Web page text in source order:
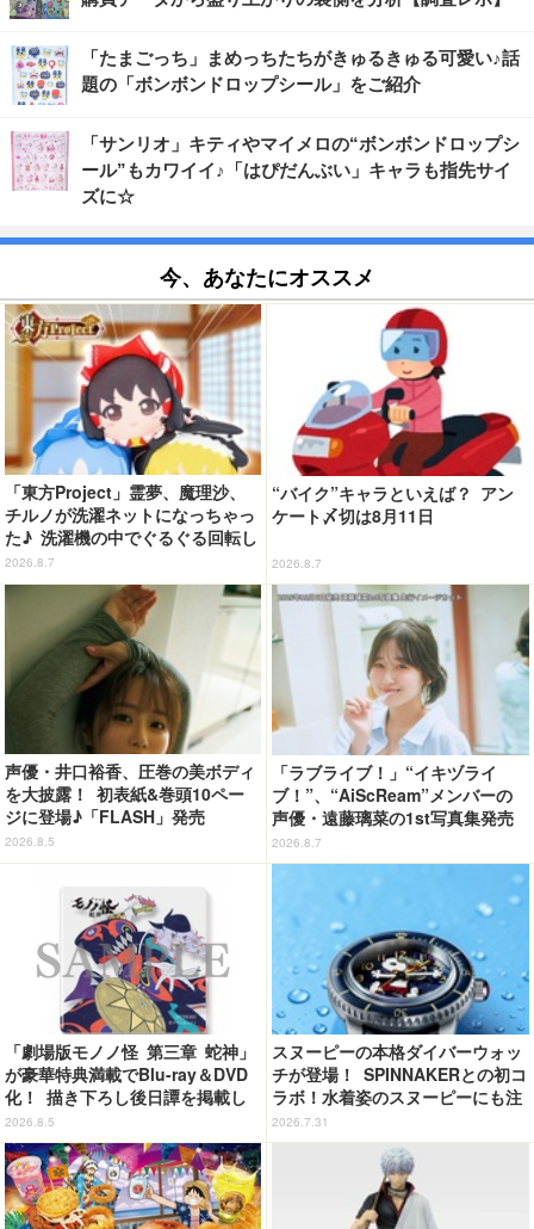
「たまごっち」まめっちたちがきゅるきゅる可愛い♪話
題の「ボンボンドロップシール」をご紹介
「サンリオ」キティやマイメロの“ボンボンドロップシ
ール”もカワイイ♪「はぴだんぶい」キャラも指先サイ
ズに☆
今、あなたにオススメ
「東方Project」霊夢、魔理沙、
チルノが洗濯ネットになっちゃっ
た♪ 洗濯機の中でぐるぐる回転し
続ける姿を思わず眺めたくなっち
ゃう!?
2026.8.7
“バイク”キャラといえば？ アン
ケート〆切は8月11日
2026.8.7
声優・井口裕香、圧巻の美ボディ
を大披露！ 初表紙&巻頭10ペー
ジに登場♪「FLASH」発売
2026.8.5
「ラブライブ！」“イキヅライ
ブ！”、“AiScReam”メンバーの
声優・遠藤璃菜の1st写真集発売
決定！2ショット写メ会と写真集
サイン会も開催！【10月6日発
2026.8.7
「劇場版モノノ怪 第三章 蛇神」
が豪華特典満載でBlu-ray＆DVD
化！ 描き下ろし後日譚を掲載し
たブックレットなど
2026.8.5
スヌーピーの本格ダイバーウォッ
チが登場！ SPINNAKERとの初コ
ラボ！水着姿のスヌーピーにも注
目
2026.7.31